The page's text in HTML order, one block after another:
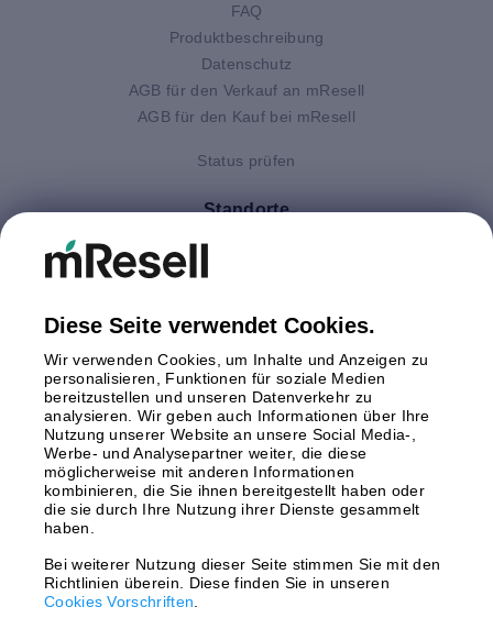
FAQ
Produktbeschreibung
Datenschutz
AGB für den Verkauf an mResell
AGB für den Kauf bei mResell
Status prüfen
Standorte
Deutschland
Italien
Polen
Schweden
Spanien
Österreich
Zahlungsmethoden
Diese Seite verwendet Cookies.
Wir verwenden Cookies, um Inhalte und Anzeigen zu
personalisieren, Funktionen für soziale Medien
bereitzustellen und unseren Datenverkehr zu
analysieren. Wir geben auch Informationen über Ihre
Nutzung unserer Website an unsere Social Media-,
Werbe- und Analysepartner weiter, die diese
möglicherweise mit anderen Informationen
kombinieren, die Sie ihnen bereitgestellt haben oder
die sie durch Ihre Nutzung ihrer Dienste gesammelt
haben.
Bei weiterer Nutzung dieser Seite stimmen Sie mit den
Richtlinien überein. Diese finden Sie in unseren
Cookies Vorschriften